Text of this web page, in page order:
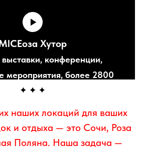
Хутор
конференции,
мероприятия, более 2800
20 ресторанов, более 100
для тимбилдингов и
выездных мероприятий
наших локаций для ваших
и отдыха — это Сочи, Роза
Поляна. Наша задача —